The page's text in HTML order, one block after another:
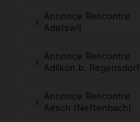
Annonce Rencontre
Adetswil
Annonce Rencontre
Adlikon b. Regensdorf
Annonce Rencontre
Aesch (Neftenbach)